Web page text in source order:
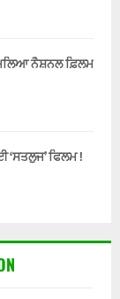
ਨੈਸ਼ਨਲ ਫ਼ਿਲਮ
‘ਸਤਲੁਜ’ ਫਿਲਮ !